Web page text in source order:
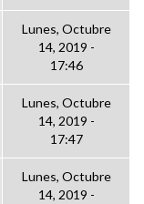
Lunes, Octubre
14, 2019 -
17:46
Lunes, Octubre
14, 2019 -
17:47
Lunes, Octubre
14, 2019 -